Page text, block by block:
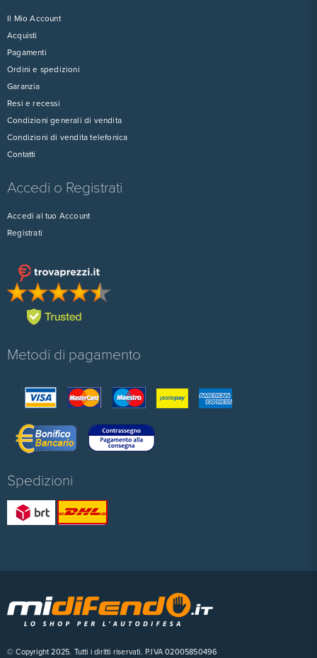
Il Mio Account
Acquisti
Pagamenti
Ordini e spedizioni
Garanzia
Resi e recessi
Condizioni generali di vendita
Condizioni di vendita telefonica
Contatti
Accedi o Registrati
Accedi al tuo Account
Registrati
Metodi di pagamento
Spedizioni
© Copyright 2025. Tutti i diritti riservati. P.IVA 02005850496